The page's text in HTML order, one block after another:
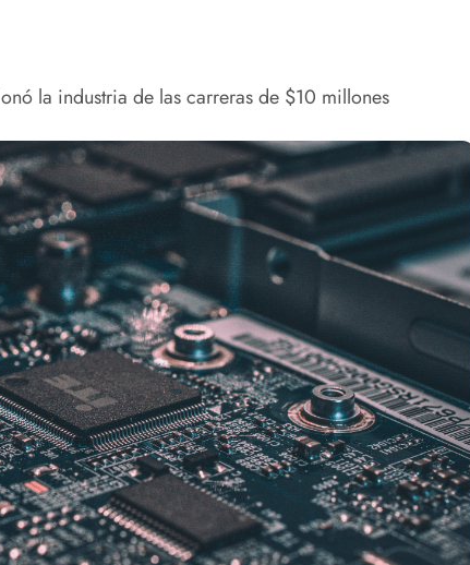
la industria de las carreras de $10 millones